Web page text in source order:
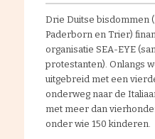
Drie Duitse bisdommen
Paderborn en Trier)
organisatie SEA-EYE
protestanten). Onlangs
uitgebreid met een
onderweg naar de
met meer dan
onder wie 150 kinderen.